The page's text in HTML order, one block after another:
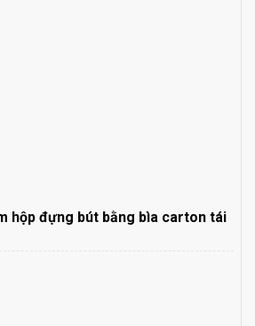
hộp đựng bút bằng bìa carton tái